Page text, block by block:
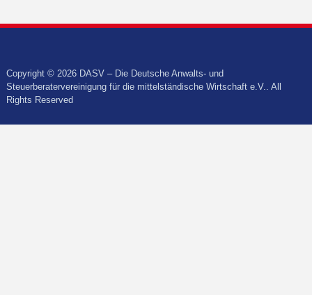
Copyright © 2026 DASV – Die Deutsche Anwalts- und
Steuerberatervereinigung für die mittelständische Wirtschaft e.V.. All
Rights Reserved